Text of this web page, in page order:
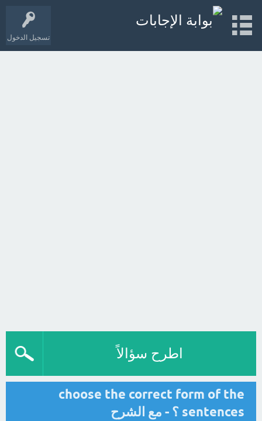
تسجيل الدخول
اطرح سؤالاً
choose the correct form of the
sentences ؟ - مع الشرح